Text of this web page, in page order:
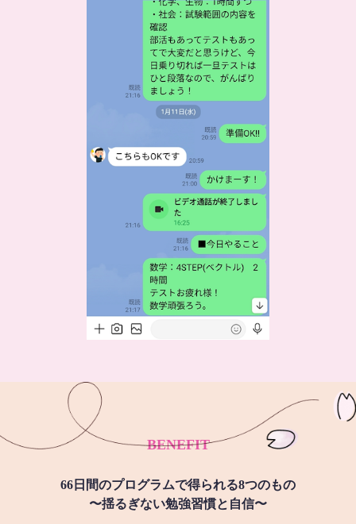
BENEFIT
66日間のプログラムで得られる8つのもの
〜揺るぎない勉強習慣と自信〜